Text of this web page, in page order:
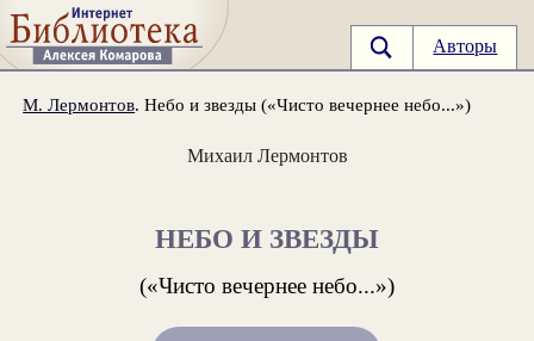
Авторы
М. Лермонтов. Небо и звезды («Чисто вечернее небо...»)
Михаил Лермонтов
НЕБО И ЗВЕЗДЫ
(«Чисто вечернее небо...»)